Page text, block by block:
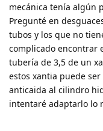
mecánica tenía algún
Pregunté en
tubos y los que no
complicado encontrar
tubería de 3,5 de un
estos xantia puede
anticaida al cilindro
intentaré adaptarlo lo